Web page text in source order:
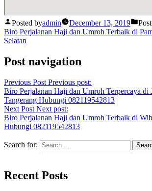
Posted byadmin December 13, 2019
Biro Perjalanan Haji dan Umroh Terbaik di
Selatan
Post navigation
Previous Post Previous post:
Biro Perjalanan Haji dan Umroh Terpercaya di
Tangerang Hubungi 082119542813
Next Post Next post:
Biro Perjalanan Haji dan Umroh Terbaik di
Hubungi 082119542813
Search for:
Recent Posts